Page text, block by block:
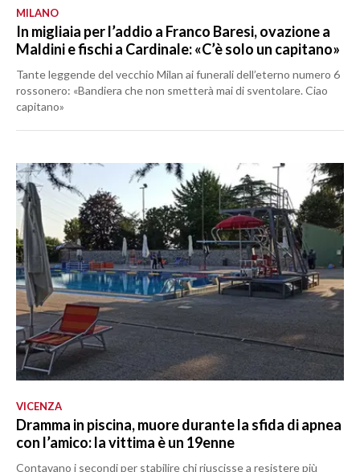
MILANO
In migliaia per l’addio a Franco Baresi, ovazione a
Maldini e fischi a Cardinale: «C’è solo un capitano»
Tante leggende del vecchio Milan ai funerali dell’eterno numero 6
rossonero: «Bandiera che non smetterà mai di sventolare. Ciao
capitano»
VICENZA
Dramma in piscina, muore durante la sfida di apnea
con l’amico: la vittima è un 19enne
Contavano i secondi per stabilire chi riuscisse a resistere più